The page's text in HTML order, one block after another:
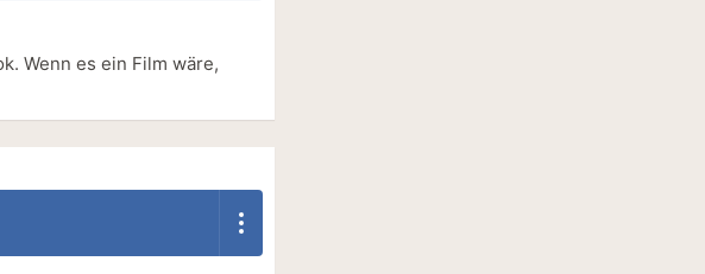
Wenn es ein Film wäre,